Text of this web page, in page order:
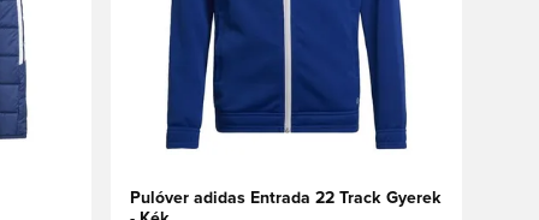
Pulóver adidas Entrada 22 Track Gyerek